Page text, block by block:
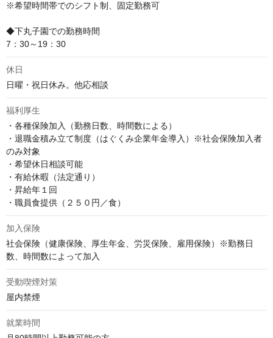
※希望時間帯でのシフト制、固定勤務可
◆下丸子園での勤務時間
7：30～19：30
休日
日曜・祝日休み。他応相談
福利厚生
・各種保険加入（勤務日数、時間数による）
・退職金積み立て制度（はぐくみ企業年金導入）※社会保険加入者
のみ対象
・希望休日相談可能
・有給休暇（法定通り）
・昇給年１回
・職員食提供（２５０円／食）
加入保険
社会保険（健康保険、厚生年金、労災保険、雇用保険）※勤務日
数、時間数によって加入
受動喫煙対策
屋内禁煙
就業時間